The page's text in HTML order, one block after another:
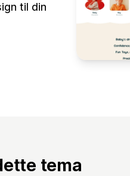
til din
tema